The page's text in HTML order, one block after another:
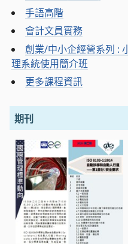
手語高階
會計文員實務
創業/中小企經營系列 :
理系統使用簡介班
更多課程資訊
期刊